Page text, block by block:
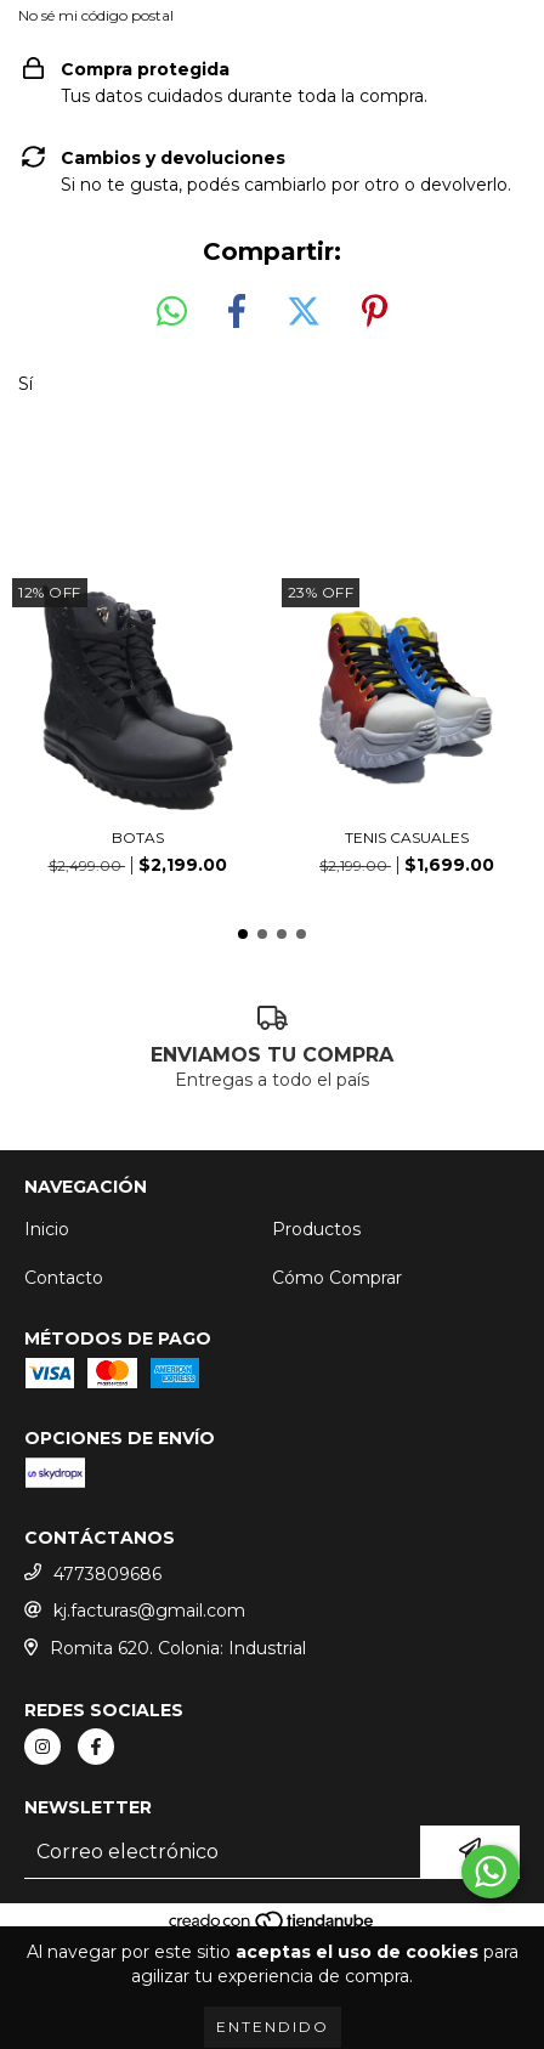
Al navegar por este sitio aceptas el uso de cookiespara
agilizar tu experiencia de compra.
ENTENDIDO
No sé mi código postal
Compra protegida
Tus datos cuidados durante toda la compra.
Cambios y devoluciones
Si no te gusta, podés cambiarlo por otro o devolverlo.
Compartir:
Sí
12%OFF
BOTAS
$2,499.00
$2,199.00
23% OFF
TENIS CASUALES
$2,199.00
$1,699.00
ENVIAMOS TU COMPRA
Entregas a todo el país
NAVEGACIÓN
Inicio
Productos
Contacto Cómo Comprar
MÉTODOS DE PAGO
OPCIONES DE ENVÍO
CONTÁCTANOS
4773809686
kj.facturas@gmail.com
Romita 620. Colonia: Industrial
REDES SOCIALES
NEWSLETTER
COPYRIGHT KJ EXOTICS - 2026. TODOS LOS DERECHOS RESERVADOS.